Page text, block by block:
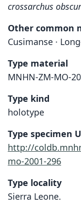
crossarchus
Other common
Cusimanse ·
Type material
MNHN-ZM-MO-
Type kind
holotype
Type specimen
http://
mo-2001-296
Type locality
Sierra Leone.